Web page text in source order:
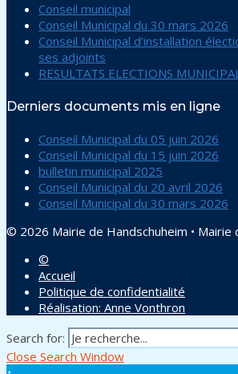
Conseil municipal
Conseil Municipal du 30 mars 2026
Conseil Municipal d’installation
ses adjoints
RESULTATS ELECTIONS
Derniers documents mis en ligne
Conseil Municipal du 05 juin 2026
Conseil Municipal du 15 juin 2026
bulletin municipal 2025
Conseil Municipal du 20 avril 2026
Conseil Municipal du 30 mars 2026
© 2026 Mairie de Handschuheim • Mairie
©
Accueil
Politique de confidentialité
Réalisation: Anne Vonthron
Search for:
Close Search Window